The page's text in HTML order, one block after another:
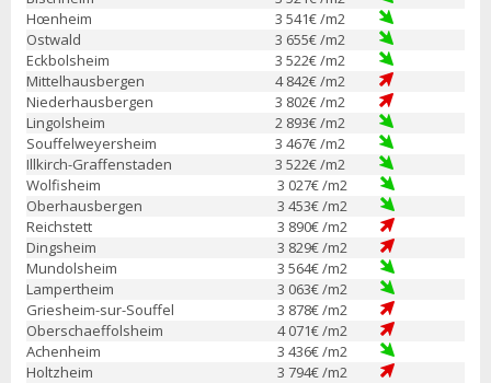
Hœnheim
3 541€ /m2
Ostwald
3 655€ /m2
Eckbolsheim
3 522€ /m2
Mittelhausbergen
4 842€ /m2
Niederhausbergen
3 802€ /m2
Lingolsheim
2 893€ /m2
Souffelweyersheim
3 467€ /m2
Illkirch-Graffenstaden
3 522€ /m2
Wolfisheim
3 027€ /m2
Oberhausbergen
3 453€ /m2
Reichstett
3 890€ /m2
Dingsheim
3 829€ /m2
Mundolsheim
3 564€ /m2
Lampertheim
3 063€ /m2
Griesheim-sur-Souffel
3 878€ /m2
Oberschaeffolsheim
4 071€ /m2
Achenheim
3 436€ /m2
Holtzheim
3 794€ /m2